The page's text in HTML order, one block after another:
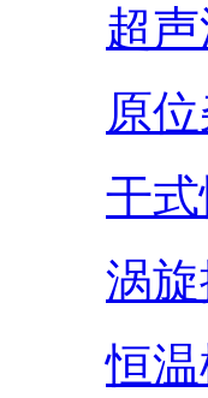
超
原
干
涡
恒